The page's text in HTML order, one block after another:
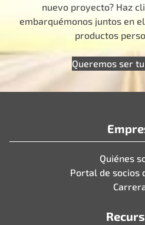
nuevo proyecto? Haz
embarquémonos juntos en
productos
Queremos ser
Quiénes
Portal de socios